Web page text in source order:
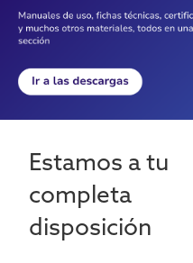
Estamos a tu
completa
disposición